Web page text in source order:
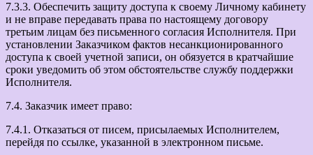
7.3.3. Обеспечить защиту доступа к своему Личному кабинету
и не вправе передавать права по настоящему договору
третьим лицам без письменного согласия Исполнителя. При
установлении Заказчиком фактов несанкционированного
доступа к своей учетной записи, он обязуется в кратчайшие
сроки уведомить об этом обстоятельстве службу поддержки
Исполнителя.
7.4. Заказчик имеет право:
7.4.1. Отказаться от писем, присылаемых Исполнителем,
перейдя по ссылке, указанной в электронном письме.